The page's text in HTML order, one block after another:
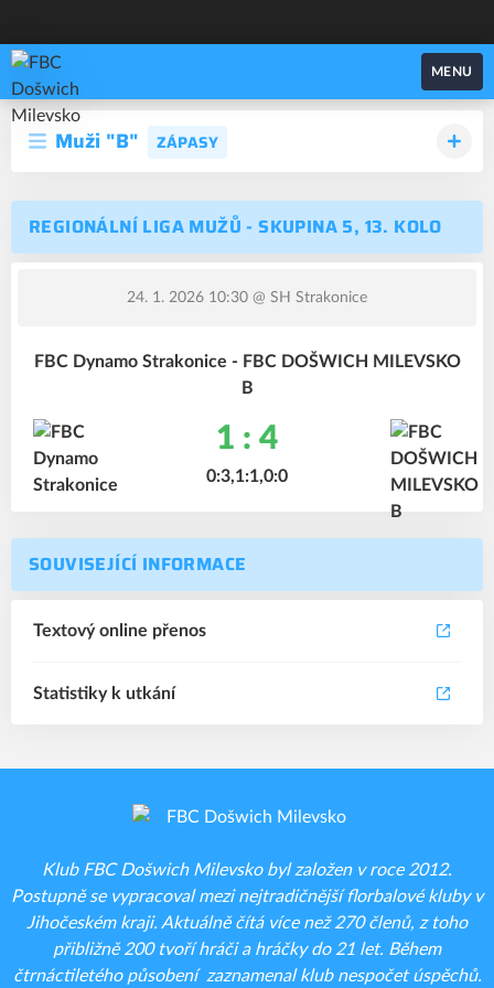
FBC Došwich Milevsko
MENU
Muži "B" ZÁPASY
REGIONÁLNÍ LIGA MUŽŮ - SKUPINA 5, 13. KOLO
24. 1. 2026 10:30 @ SH Strakonice
FBC Dynamo Strakonice - FBC DOŠWICH MILEVSKO
B
1 : 4
0:3,1:1,0:0
SOUVISEJÍCÍ INFORMACE
Textový online přenos
Statistiky k utkání
Klub FBC Došwich Milevsko byl založen v roce 2012.
Postupně se vypracoval mezi nejtradičnější florbalové kluby v
Jihočeském kraji. Aktuálně čítá více než 270 členů, z toho
přibližně 200 tvoří hráči a hráčky do 21 let. Během
čtrnáctiletého působení zaznamenal klub nespočet úspěchů.